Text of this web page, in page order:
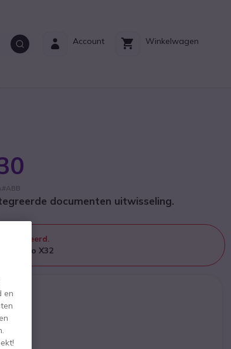
Winkelwagen
Account
documenten uitwisseling.
Studio X32
ex. BTW
en